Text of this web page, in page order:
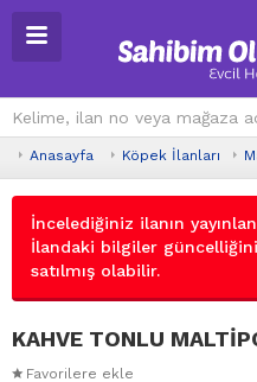
Anasayfa Köpek İlanları
İncelediğiniz ilanın
İlandaki bilgiler
satılmış olabilir.
KAHVE TONLU
Favorilere ekle